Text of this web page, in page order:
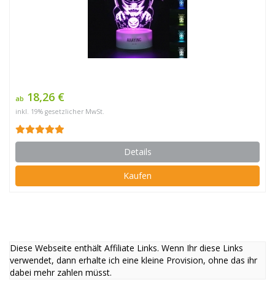
ab 18,26 €
inkl. 19% gesetzlicher MwSt.
Details
Kaufen
Diese Webseite enthält Affiliate Links. Wenn Ihr diese Links
verwendet, dann erhalte ich eine kleine Provision, ohne das ihr
dabei mehr zahlen müsst.